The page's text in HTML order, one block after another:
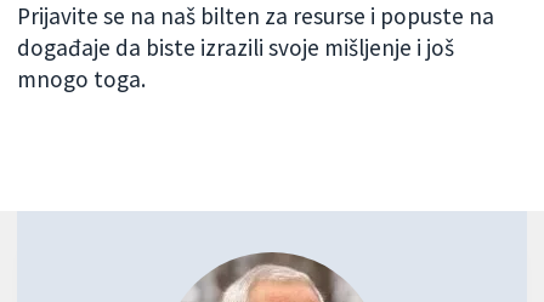
Prijavite se na naš bilten za resurse i popuste na
događaje da biste izrazili svoje mišljenje i još
mnogo toga.